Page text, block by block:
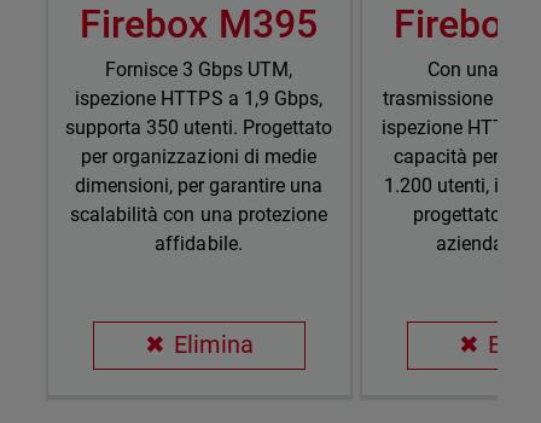
Firebox M395
Fornisce 3 Gbps UTM,
ispezione HTTPS a 1,9 Gbps,
supporta 350 utenti. Progettato
per organizzazioni di medie
dimensioni, per garantire una
scalabilità con una protezione
affidabile.
Elimina
Firebox
Con una
trasmissione
ispezione HTTPS
capacità per un
1.200 utenti, il
progettato per
aziendali